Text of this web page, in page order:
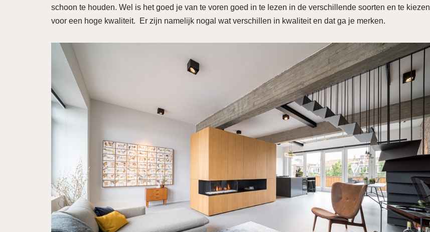
schoon te houden. Wel is het goed je van te voren goed in te lezen in de verschillende soorten en te kiezen
voor een hoge kwaliteit. Er zijn namelijk nogal wat verschillen in kwaliteit en dat ga je merken.